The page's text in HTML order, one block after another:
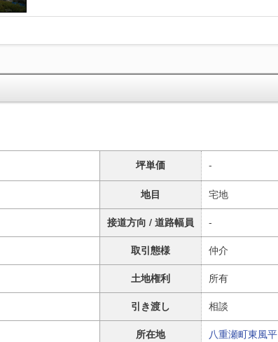
坪単価 -
地目
宅地
接道方向 / 道路幅員
-
取引態様
仲介
土地権利
所有
引き渡し
相談
所在地 八重瀬町東風平